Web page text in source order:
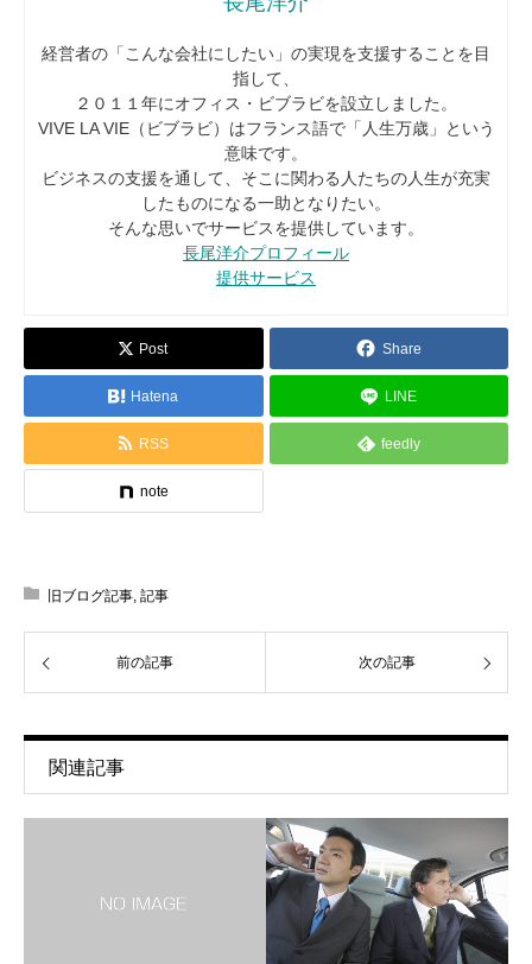
経営者の「こんな会社にしたい」の実現を支援することを目
指して、
２０１１年にオフィス・ビブラビを設立しました。
VIVE LA VIE（ビブラビ）はフランス語で「人生万歳」という
意味です。
ビジネスの支援を通して、そこに関わる人たちの人生が充実
したものになる一助となりたい。
そんな思いでサービスを提供しています。
長尾洋介プロフィール
提供サービス
Post Share
Hatena LINE
RSS feedly
note
旧ブログ記事 記事
前の記事 次の記事
関連記事